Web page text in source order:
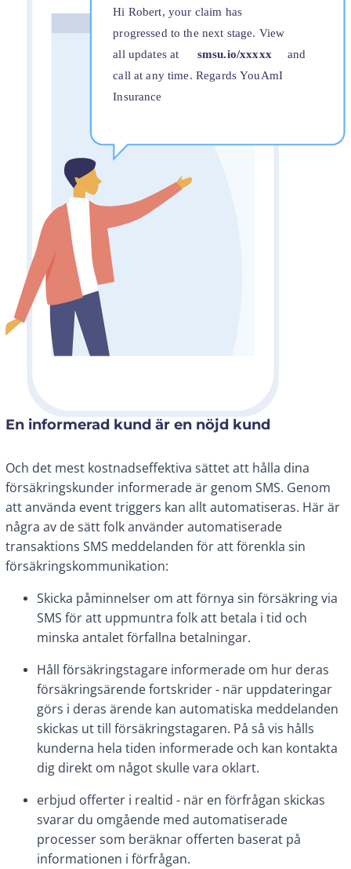
En informerad kund är en nöjd kund
Och det mest kostnadseffektiva sättet att hålla dina
försäkringskunder informerade är genom SMS. Genom
att använda event triggers kan allt automatiseras. Här är
några av de sätt folk använder automatiserade
transaktions SMS meddelanden för att förenkla sin
försäkringskommunikation:
Skicka påminnelser om att förnya sin försäkring via
SMS för att uppmuntra folk att betala i tid och
minska antalet förfallna betalningar.
Håll försäkringstagare informerade om hur deras
försäkringsärende fortskrider - när uppdateringar
görs i deras ärende kan automatiska meddelanden
skickas ut till försäkringstagaren. På så vis hålls
kunderna hela tiden informerade och kan kontakta
dig direkt om något skulle vara oklart.
erbjud offerter i realtid - när en förfrågan skickas
svarar du omgående med automatiserade
processer som beräknar offerten baserat på
informationen i förfrågan.